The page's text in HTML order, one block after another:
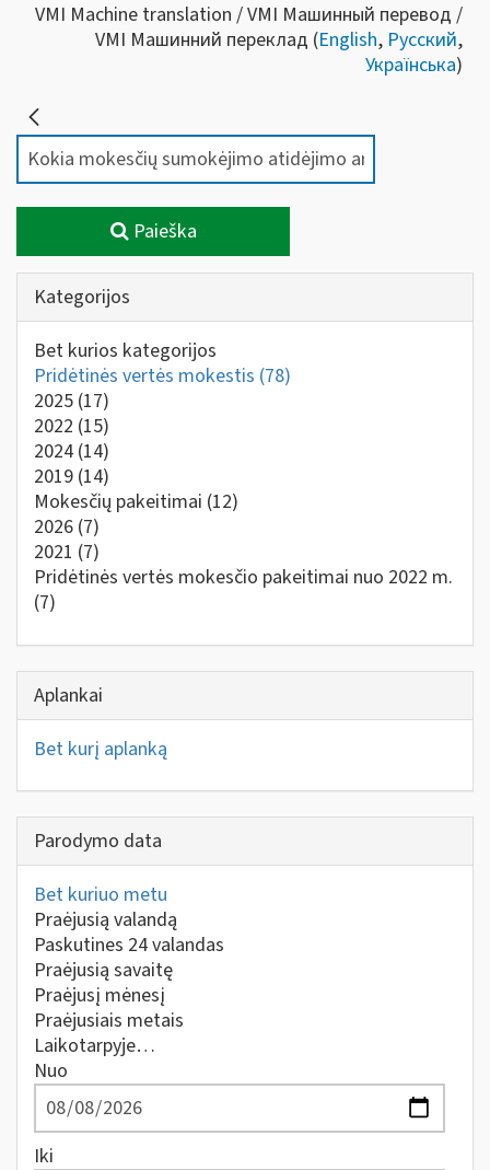
VMI Machine translation / VMI Машинный перевод /
VMI Машинний переклад (English, Русский,
Українська)
Paieška
Kategorijos
Bet kurios kategorijos
Pridėtinės vertės mokestis (78)
2025 (17)
2022 (15)
2024 (14)
2019 (14)
Mokesčių pakeitimai (12)
2026 (7)
2021 (7)
Pridėtinės vertės mokesčio pakeitimai nuo 2022 m.
(7)
Aplankai
Bet kurį aplanką
Parodymo data
Bet kuriuo metu
Praėjusią valandą
Paskutines 24 valandas
Praėjusią savaitę
Praėjusį mėnesį
Praėjusiais metais
Laikotarpyje…
Nuo
Iki